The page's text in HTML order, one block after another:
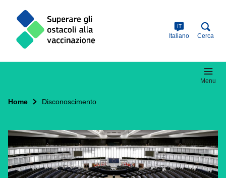
content
IT
Italiano Cerca
Menu
Home Disconoscimento